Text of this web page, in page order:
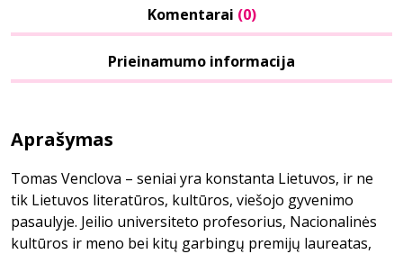
Komentarai (0)
Prieinamumo informacija
Aprašymas
Tomas Venclova – seniai yra konstanta Lietuvos, ir ne
tik Lietuvos literatūros, kultūros, viešojo gyvenimo
pasaulyje. Jeilio universiteto profesorius, Nacionalinės
kultūros ir meno bei kitų garbingų premijų laureatas,